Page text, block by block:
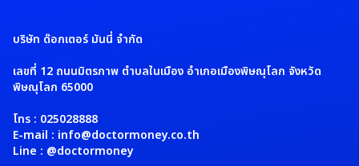
บริษัท ด๊อกเตอร์ มันนี่ จำกัด
เลขที่ 12 ถนนมิตรภาพ ตำบลในเมือง อำเภอเมืองพิษณุโลก จังหวัด
พิษณุโลก 65000
โทร : 025028888
E-mail : info@doctormoney.co.th
Line : @doctormoney